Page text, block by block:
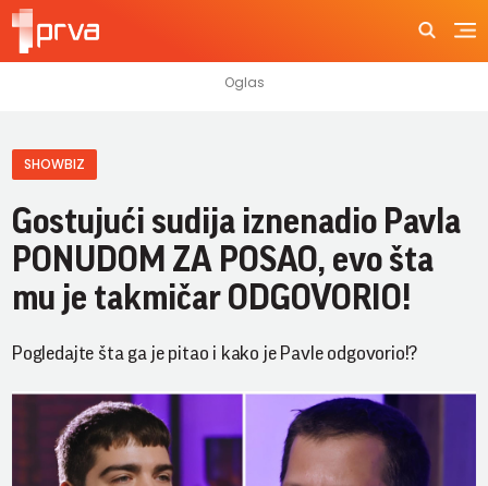
SHOWBIZ
Gostujući sudija iznenadio Pavla
PONUDOM ZA POSAO, evo šta
mu je takmičar ODGOVORIO!
Pogledajte šta ga je pitao i kako je Pavle odgovorio!?